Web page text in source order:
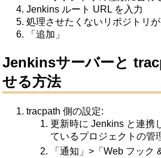
Jenkins ルート URL を入力
処理させたくないリポジトリ
「追加」
Jenkinsサーバーと
せる方法
tracpath 側の設定:
更新時に Jenkins と連携
ているプロジェクトの管
「通知」>「Web フック